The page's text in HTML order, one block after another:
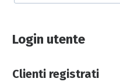
Login utente
Clienti registrati